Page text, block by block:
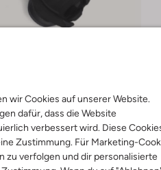
wir Cookies auf unserer Website.
dafür, dass die Website
verbessert wird. Diese
Zustimmung. Für Marketing-
zu verfolgen und dir personalisierte